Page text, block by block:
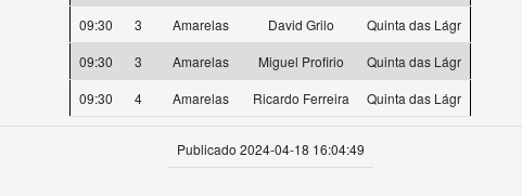
09:30
3 Amarelas David Grilo
Quinta das Lágr
09:30
3 Amarelas Miguel Profirio
Quinta das Lágr
09:30
4 Amarelas Ricardo Ferreira Quinta das Lágr
Publicado 2024-04-18 16:04:49